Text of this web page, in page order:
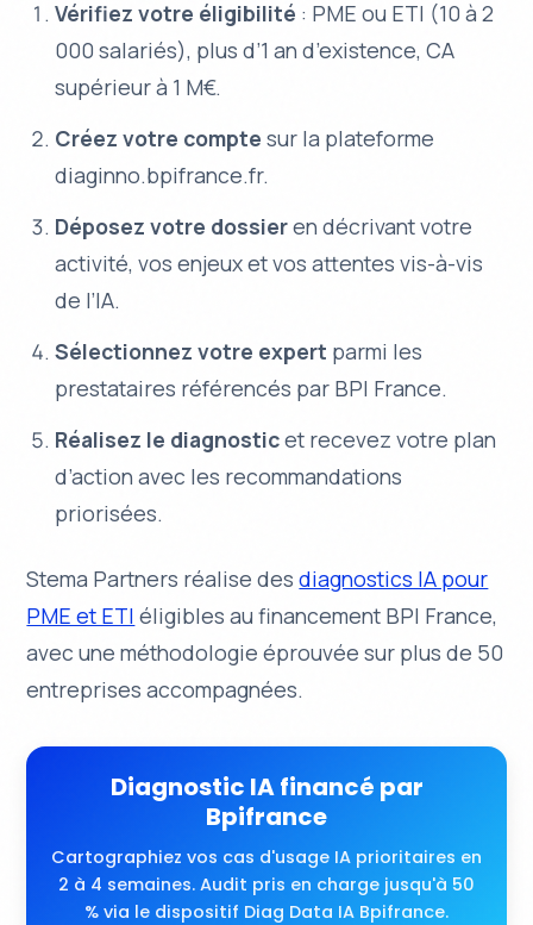
Vérifiez votre éligibilité : PME ou ETI (10 à 2
000 salariés), plus d’1 an d’existence, CA
supérieur à 1 M€.
Créez votre compte sur la plateforme
diaginno.bpifrance.fr.
Déposez votre dossieren décrivant votre
activité, vos enjeux et vos attentes vis-à-vis
de l’IA.
Sélectionnez votre expert parmi les
prestataires référencés par BPI France.
Réalisez le diagnosticet recevez votre plan
d’action avec les recommandations
priorisées.
Stema Partners réalise desdiagnostics IA pour
PME et ETI éligibles au financement BPI France,
avec une méthodologie éprouvée sur plus de 50
entreprises accompagnées.
Diagnostic IA financé par
Bpifrance
Cartographiez vos cas d'usage IA prioritaires en
2 à 4 semaines. Audit pris en charge jusqu'à 50
% via le dispositif Diag Data IA Bpifrance.